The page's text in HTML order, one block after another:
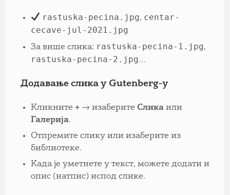
rastuska-pecina.jpg, centar-
cecave-jul-2021.jpg
За више слика: rastuska-pecina-1.jpg,
rastuska-pecina-2.jpg…
Додавање слика у Gutenberg-у
Кликните + → изаберите Слика или
Галерија.
Отпремите слику или изаберите из
библиотеке.
Када је уметнете у текст, можете додати и
опис (натпис) испод слике.